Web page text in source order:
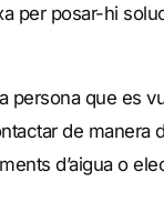
per posar-hi
que es
de manera
d’aigua o